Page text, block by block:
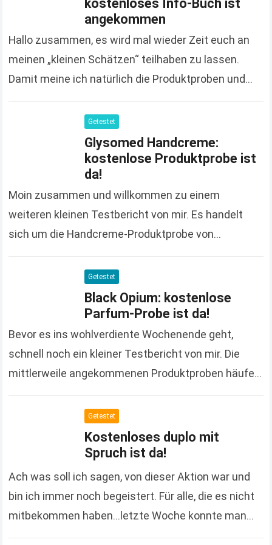
kostenloses Info-Buch ist
angekommen
Hallo zusammen, es wird mal wieder Zeit euch an
meinen „kleinen Schätzen“ teilhaben zu lassen.
Damit meine ich natürlich die Produktproben und
Read moreGetestet
Glysomed Handcreme:
kostenlose Produktprobe ist
da!
Moin zusammen und willkommen zu einem
weiteren kleinen Testbericht von mir. Es handelt
sich um die Handcreme-Produktprobe von
Jahres bestellt habe. Leider…
Getestet
Black Opium: kostenlose
Parfum-Probe ist da!
Bevor es ins wohlverdiente Wochenende geht,
schnell noch ein kleiner Testbericht von mir. Die
mittlerweile angekommenen Produktproben häufen
Read more
Getestet
Kostenloses duplo mit
Spruch ist da!
Ach was soll ich sagen, von dieser Aktion war und
bin ich immer noch begeistert. Für alle, die es nicht
mitbekommen haben…letzte Woche konnte man